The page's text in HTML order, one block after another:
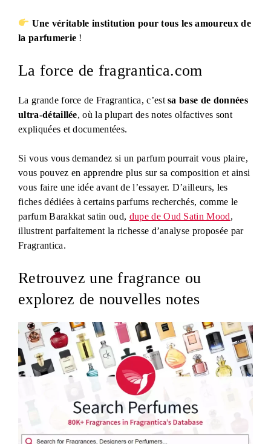
Une véritable institution pour tous les amoureux de
la parfumerie !
La force de fragrantica.com
La grande force de Fragrantica, c’estsa base de données
ultra-détaillée, où la plupart des notes olfactives sont
expliquées et documentées.
Si vous vous demandez si un parfum pourrait vous plaire,
vous pouvez en apprendre plus sur sa composition et ainsi
vous faire une idée avant de l’essayer. D’ailleurs, les
fiches dédiées à certains parfums recherchés, comme le
parfum Barakkat satin oud, dupe de Oud Satin Mood,
illustrent parfaitement la richesse d’analyse proposée par
Fragrantica.
Retrouvez une fragrance ou
explorez de nouvelles notes